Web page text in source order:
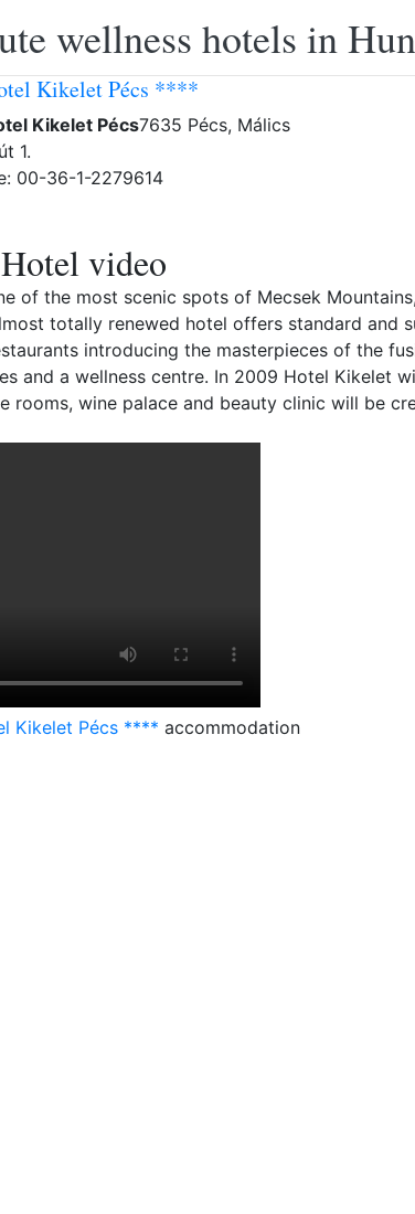
wellness hotels in
Kikelet Pécs ****
Kikelet Pécs7635 Pécs, Málics
1.
00-36-1-2279614
Hotel video
of the most scenic spots of Mecsek
totally renewed hotel offers standard and
introducing the masterpieces of the
and a wellness centre. In 2009 Hotel Kikelet
rooms, wine palace and beauty clinic will be
Kikelet Pécs **** accommodation